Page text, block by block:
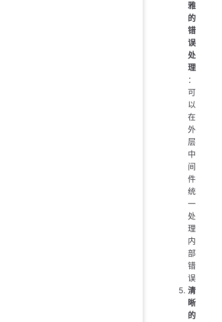
雅
的
错
误
处
理
：
可
以
在
外
层
中
间
件
统
一
处
理
内
部
错
误
清
晰
的